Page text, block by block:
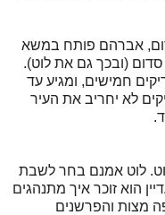
אברהם פותח במשא
(ובכך גם את לוט).
חמישים, ומגיע עד
לא יחריב את העיר
לוט אמנם בחר לשבת
הוא זוכר איך מתנהגים
מצות והפרשנים